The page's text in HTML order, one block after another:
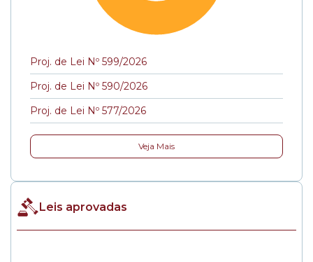
Proj. de Lei Nº 599/2026
Proj. de Lei Nº 590/2026
Proj. de Lei Nº 577/2026
Veja Mais
Leis aprovadas